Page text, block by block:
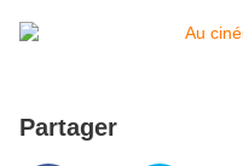
Partager